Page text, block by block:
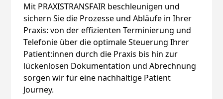
Mit PRAXISTRANSFAIR beschleunigen und
sichern Sie die Prozesse und Abläufe in Ihrer
Praxis: von der effizienten Terminierung und
Telefonie über die optimale Steuerung Ihrer
Patient:innen durch die Praxis bis hin zur
lückenlosen Dokumentation und Abrechnung
sorgen wir für eine nachhaltige Patient
Journey.